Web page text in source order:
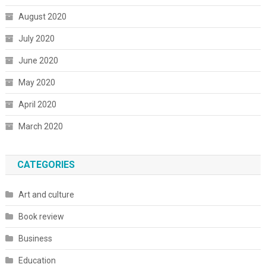
August 2020
July 2020
June 2020
May 2020
April 2020
March 2020
CATEGORIES
Art and culture
Book review
Business
Education